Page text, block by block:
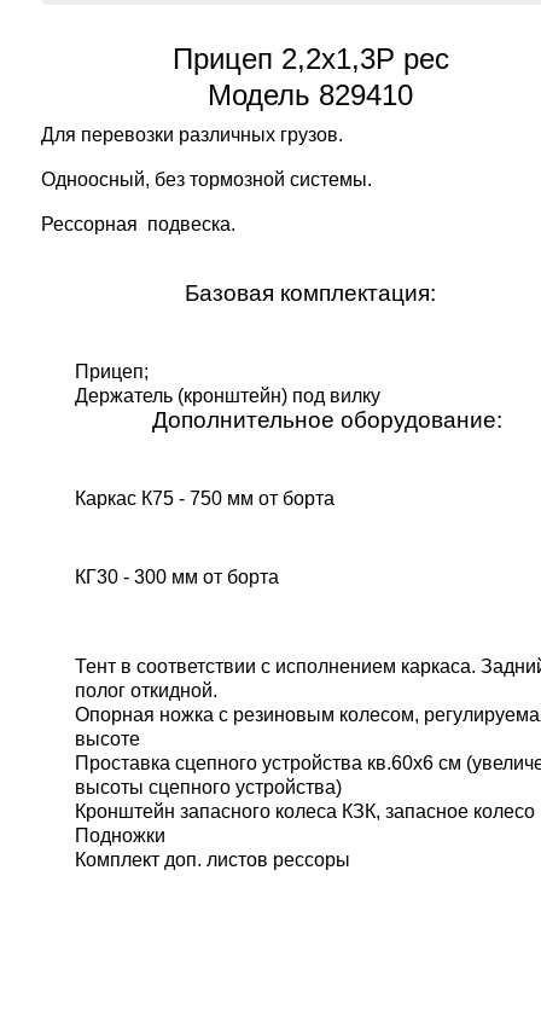
Прицеп 2,2х1,3Р рес
Модель 829410
Для перевозки различных грузов.
Одноосный, без тормозной системы.
Рессорная подвеска.
Базовая комплектация:
Прицеп;
Держатель (кронштейн) под вилку
Дополнительное оборудование:
Каркас К75 - 750 мм от борта
КГ30 - 300 мм от борта
Тент в соответствии с исполнением каркаса.
полог откидной.
Опорная ножка с резиновым колесом,
высоте
Проставка сцепного устройства кв.60х6 см
высоты сцепного устройства)
Кронштейн запасного колеса КЗК, запасное колесо
Подножки
Комплект доп. листов рессоры